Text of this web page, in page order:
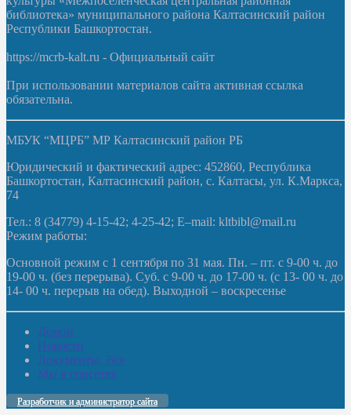
библиотека» муниципального района Калтасинский район
Республики Башкортостан.
https://mcrb-kalt.ru - Официальный сайт
При использовании материалов сайта активная ссылка
обязательна.
МБУК “МЦРБ” МР Калтасинский район РБ
Юридический и фактический адрес: 452860, Республика
Башкортостан, Калтасинский район, с. Калтасы, ул. К.Маркса,
74
Тел.: 8 (34779) 4-15-42; 4-25-42; E–mail: kltbibl@mail.ru
Режим работы:
Основной режим с 1 сентября по 31 мая. Пн. – пт. с 9-00 ч. до
19-00 ч. (без перерыва). Суб. с 9-00 ч. до 17-00 ч. (с 13- 00 ч. до
14- 00 ч. перерыв на обед). Выходной – воскресенье
Домой
Новости
Документы. Все
Мы в соцсетях
Разработчик и администратор сайта